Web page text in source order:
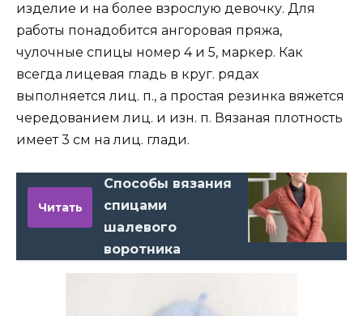
изделие и на более взрослую девочку. Для
работы понадобится ангоровая пряжа,
чулочные спицы номер 4 и 5, маркер. Как
всегда лицевая гладь в круг. рядах
выполняется лиц. п., а простая резинка вяжется
чередованием лиц. и изн. п. Вязаная плотность
имеет 3 см на лиц. глади.
Читать
Способы вязания
спицами
шалевого
воротника